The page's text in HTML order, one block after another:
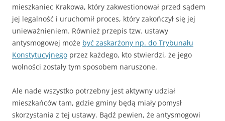
mieszkaniec Krakowa, który zakwestionował przed sądem
jej legalność i uruchomił proces, który zakończył się jej
unieważnieniem. Również przepis tzw. ustawy
antysmogowej może być zaskarżony np. do Trybunału
Konstytucyjnego przez każdego, kto stwierdzi, że jego
wolności zostały tym sposobem naruszone.
Ale nade wszystko potrzebny jest aktywny udział
mieszkańców tam, gdzie gminy będą miały pomysł
skorzystania z tej ustawy. Bądź pewien, że antysmogowi